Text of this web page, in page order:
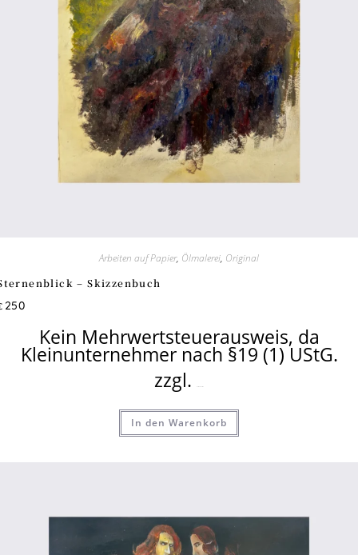
Arbeiten auf Papier, Ölmalerei, Original
– Skizzenbuch
250
Kein Mehrwertsteuerausweis, da
Kleinunternehmer nach §19 (1) UStG.
zzgl.
In den Warenkorb